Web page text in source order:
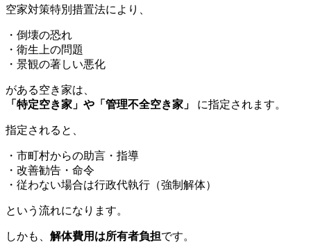
空家対策特別措置法により、
・倒壊の恐れ
・衛生上の問題
・景観の著しい悪化
がある空き家は、
「特定空き家」や「管理不全空き家」
に指定されます。
指定されると、
・市町村からの助言・指導
・改善勧告・命令
・従わない場合は行政代執行（強制解体）
という流れになります。
しかも、 解体費用は所有者負担です。